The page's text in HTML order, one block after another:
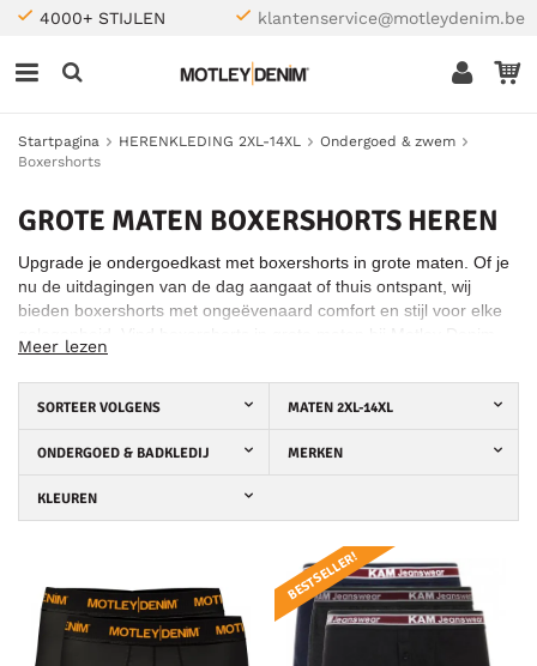
4000+ STIJLEN klantenservice@motleydenim.be
Startpagina HERENKLEDING 2XL-14XL
Ondergoed & zwem
Boxershorts
GROTE MATEN BOXERSHORTS HEREN
Upgrade je ondergoedkast met boxershorts in grote maten. Of je
nu de uitdagingen van de dag aangaat of thuis ontspant, wij
bieden boxershorts met ongeëvenaard comfort en stijl voor elke
Meer lezen
SORTEER VOLGENS MATEN 2XL-14XL
ONDERGOED & BADKLEDIJ MERKEN
KLEUREN
BESTSELLER!